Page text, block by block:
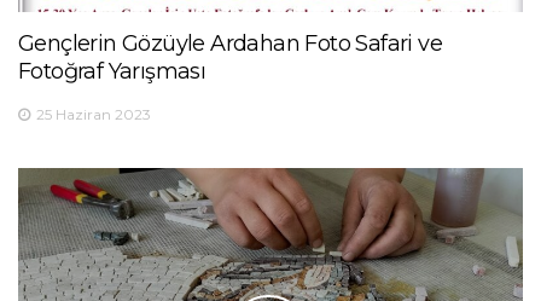
Gençlerin Gözüyle Ardahan Foto Safari ve
Fotoğraf Yarışması
25 Haziran 2023